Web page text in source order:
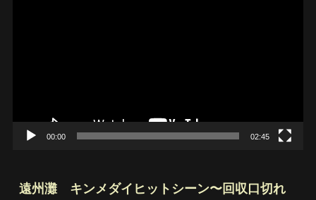
00:00 02:45
遠州灘 キンメダイヒットシーン〜回収口切れ